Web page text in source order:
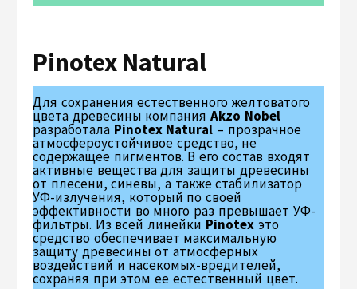
Pinotex Natural
Для сохранения естественного желтоватого
цвета древесины компанияAkzo Nobel
разработала Pinotex Natural – прозрачное
атмосфероустойчивое средство, не
содержащее пигментов. В его состав входят
активные вещества для защиты древесины
от плесени, синевы, а также стабилизатор
УФ-излучения, который по своей
эффективности во много раз превышает УФ-
фильтры. Из всей линейки Pinotexэто
средство обеспечивает максимальную
защиту древесины от атмосферных
воздействий и насекомых-вредителей,
сохраняя при этом ее естественный цвет.